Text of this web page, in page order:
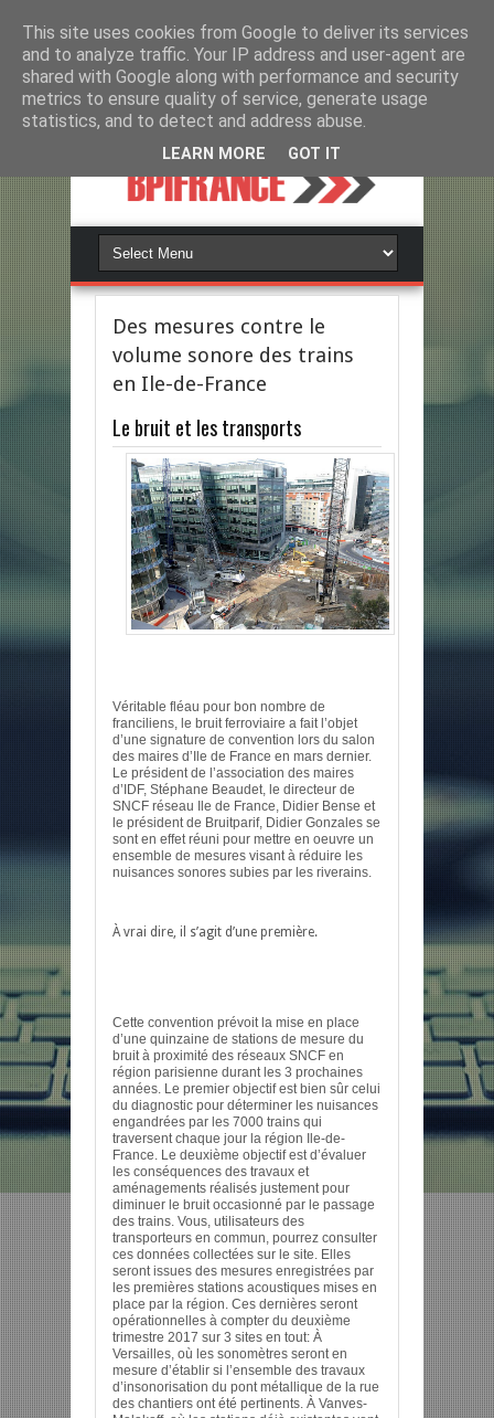
Des mesures contre le
volume sonore des trains
en Ile-de-France
Le bruit et les transports
Véritable fléau pour bon nombre de
franciliens, le bruit ferroviaire a fait l’objet
d’une signature de convention lors du salon
des maires d’Ile de France en mars dernier.
Le président de l’association des maires
d’IDF, Stéphane Beaudet, le directeur de
SNCF réseau Ile de France, Didier Bense et
le président de Bruitparif, Didier Gonzales se
sont en effet réuni pour mettre en oeuvre un
ensemble de mesures visant à réduire les
nuisances sonores subies par les riverains.
À vrai dire, il s’agit d’une première.
Cette convention prévoit la mise en place
d’une quinzaine de stations de mesure du
bruit à proximité des réseaux SNCF en
région parisienne durant les 3 prochaines
années. Le premier objectif est bien sûr celui
du diagnostic pour déterminer les nuisances
engandrées par les 7000 trains qui
traversent chaque jour la région Ile-de-
France. Le deuxième objectif est d’évaluer
les conséquences des travaux et
aménagements réalisés justement pour
diminuer le bruit occasionné par le passage
des trains. Vous, utilisateurs des
transporteurs en commun, pourrez consulter
ces données collectées sur le site. Elles
seront issues des mesures enregistrées par
les premières stations acoustiques mises en
place par la région. Ces dernières seront
opérationnelles à compter du deuxième
trimestre 2017 sur 3 sites en tout: À
Versailles, où les sonomètres seront en
mesure d’établir si l’ensemble des travaux
d’insonorisation du pont métallique de la rue
des chantiers ont été pertinents. À Vanves-
This site uses cookies from Google to deliver its services
and to analyze traffic. Your IP address and user-agent are
shared with Google along with performance and security
metrics to ensure quality of service, generate usage
statistics, and to detect and address abuse.
LEARN MORE GOT IT